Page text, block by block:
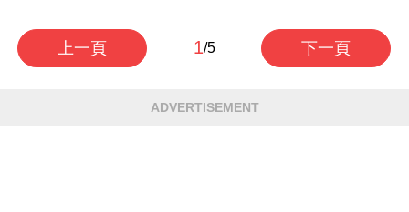
上一頁 1/5 下一頁
ADVERTISEMENT